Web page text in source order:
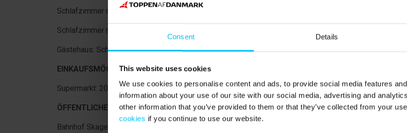
Consent Details
This website uses cookies
We use cookies to personalise content and ads, to provide social media features
information about your use of our site with our social media, advertising and
other information that you’ve provided to them or that they’ve collected from your
cookies if you continue to use our website.
Schlafzimmer mit Doppelbett (180 x 200 cm)
Schlafzimmer mit 2 Einzelbetten (je 90 x 200 cm)
Gästehaus: Schlafzimmer mit französischem Bett (140 x 200 cm) sowie Etagenbett (je 80 x 200 cm)
EINKAUFSMÖGLICHKEITEN
Supermarkt: 200 m
ÖFFENTLICHE VERKEHRSMITTEL
Bahnhof Skagen: 800 m